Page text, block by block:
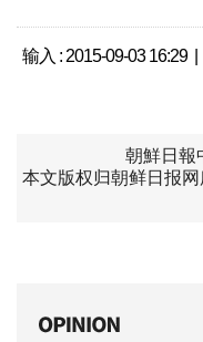
输入 : 2015-09-03 16:29
朝鮮日報
本文版权归朝鲜日报